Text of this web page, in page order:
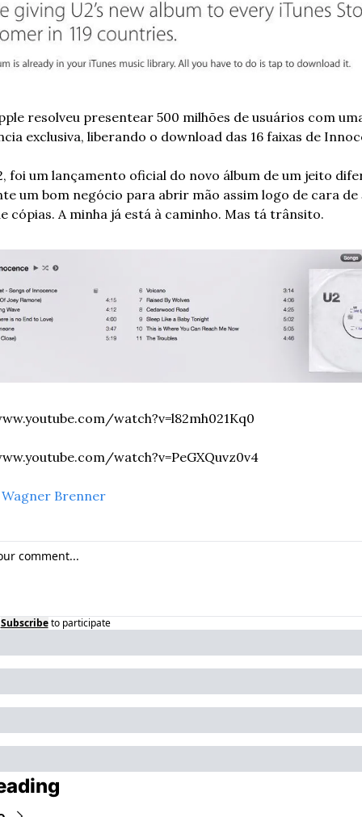
resolveu presentear 500 milhões de usuários com
exclusiva, liberando o download das 16 faixas de
foi um lançamento oficial do novo álbum de um jeito
um bom negócio para abrir mão assim logo de cara de
cópias. A minha já está à caminho. Mas tá trânsito.
watch?v=l82mh021Kq0
watch?v=PeGXQuvz0v4
Wagner Brenner
Subscribe to participate